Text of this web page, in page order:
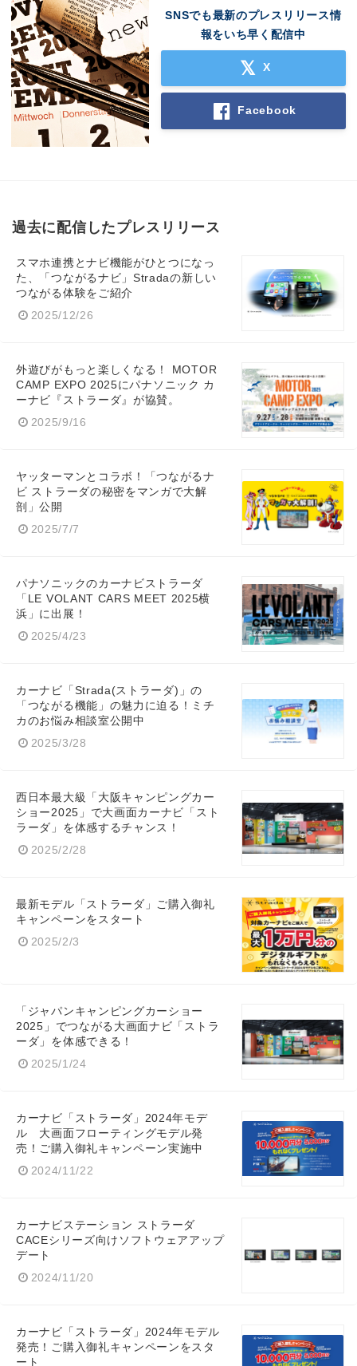
SNSでも最新のプレスリリース情
報をいち早く配信中
X
Facebook
過去に配信したプレスリリース
スマホ連携とナビ機能がひとつになっ
た、「つながるナビ」Stradaの新しい
つながる体験をご紹介
2025/12/26
外遊びがもっと楽しくなる！ MOTOR
CAMP EXPO 2025にパナソニック カ
ーナビ『ストラーダ』が協賛。
2025/9/16
ヤッターマンとコラボ！「つながるナ
ビ ストラーダの秘密をマンガで大解
剖」公開
2025/7/7
パナソニックのカーナビストラーダ
「LE VOLANT CARS MEET 2025横
浜」に出展！
2025/4/23
カーナビ「Strada(ストラーダ)」の
「つながる機能」の魅力に迫る！ミチ
カのお悩み相談室公開中
2025/3/28
西日本最大級「大阪キャンピングカー
ショー2025」で大画面カーナビ「スト
ラーダ」を体感するチャンス！
2025/2/28
最新モデル「ストラーダ」ご購入御礼
キャンペーンをスタート
2025/2/3
「ジャパンキャンピングカーショー
2025」でつながる大画面ナビ「ストラ
ーダ」を体感できる！
2025/1/24
カーナビ「ストラーダ」2024年モデ
ル 大画面フローティングモデル発
売！ご購入御礼キャンペーン実施中
2024/11/22
カーナビステーション ストラーダ
CACEシリーズ向けソフトウェアアップ
デート
2024/11/20
カーナビ「ストラーダ」2024年モデル
発売！ご購入御礼キャンペーンをスタ
ート
Japanese
English